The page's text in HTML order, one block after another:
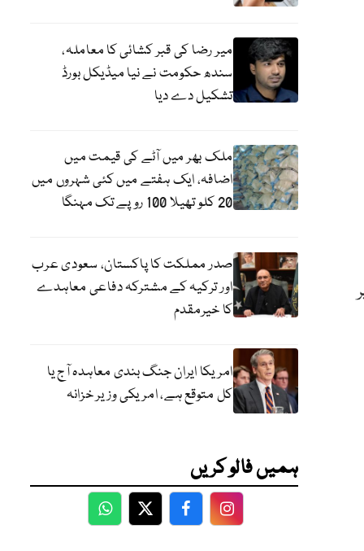
میر رضا کی قبر کشائی کا معاملہ،
سندھ حکومت نے نیا میڈیکل بورڈ
تشکیل دے دیا
ملک بھر میں آٹے کی قیمت میں
اضافہ، ایک ہفتے میں کئی شہروں میں
20 کلو تھیلا 100 روپے تک مہنگا
صدر مملکت کا پاکستان، سعودی عرب
اور ترکیہ کے مشترکہ دفاعی معاہدے
کا خیرمقدم
امریکا ایران جنگ بندی معاہدہ آج یا
کل متوقع ہے، امریکی وزیر خزانہ
ہمیں فالو کریں
WhatsApp
TwitterFacebookFacebook